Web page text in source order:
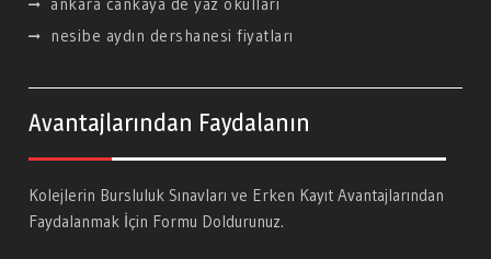
ankara cankaya de yaz okulları
nesibe aydın dershanesi fiyatları
Avantajlarından Faydalanın
Kolejlerin Bursluluk Sınavları ve Erken Kayıt Avantajlarından
Faydalanmak İçin Formu Doldurunuz.